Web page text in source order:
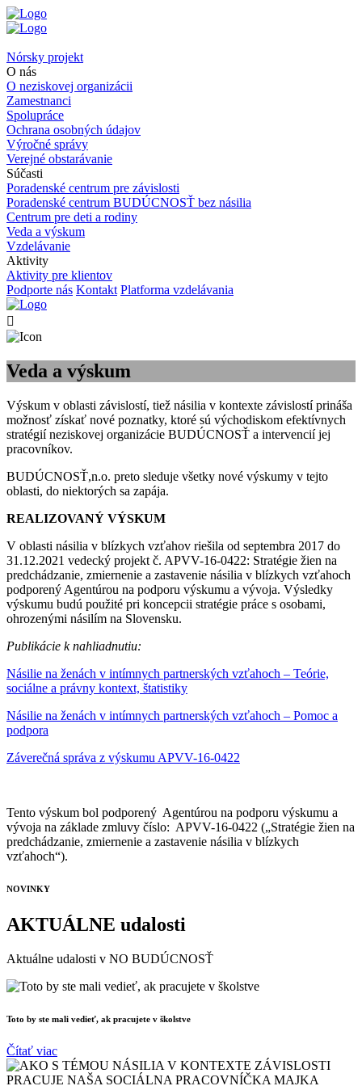
Nórsky projekt
O nás
O neziskovej organizácii
Zamestnanci
Spolupráce
Ochrana osobných údajov
Výročné správy
Verejné obstarávanie
Súčasti
Poradenské centrum pre závislosti
Poradenské centrum BUDÚCNOSŤ bez násilia
Centrum pre deti a rodiny
Veda a výskum
Vzdelávanie
Aktivity
Aktivity pre klientov
Podporte nás Kontakt Platforma vzdelávania

Veda a výskum
Výskum v oblasti závislostí, tiež násilia v kontexte závislostí prináša
možnosť získať nové poznatky, ktoré sú východiskom efektívnych
stratégií neziskovej organizácie BUDÚCNOSŤ a intervencií jej
pracovníkov.
BUDÚCNOSŤ,n.o. preto sleduje všetky nové výskumy v tejto
oblasti, do niektorých sa zapája.
REALIZOVANÝ VÝSKUM
V oblasti násilia v blízkych vzťahov riešila od septembra 2017 do
31.12.2021 vedecký projekt č. APVV-16-0422: Stratégie žien na
predchádzanie, zmiernenie a zastavenie násilia v blízkych vzťahoch
podporený Agentúrou na podporu výskumu a vývoja. Výsledky
výskumu budú použité pri koncepcii stratégie práce s osobami,
ohrozenými násilím na Slovensku.
Publikácie k nahliadnutiu:
Násilie na ženách v intímnych partnerských vzťahoch – Teórie,
sociálne a právny kontext, štatistiky
Násilie na ženách v intímnych partnerských vzťahoch – Pomoc a
podpora
Záverečná správa z výskumu APVV-16-0422
Tento výskum bol podporený Agentúrou na podporu výskumu a
vývoja na základe zmluvy číslo: APVV-16-0422 („Stratégie žien na
predchádzanie, zmiernenie a zastavenie násilia v blízkych
vzťahoch“).
NOVINKY
AKTUÁLNE udalosti
Aktuálne udalosti v NO BUDÚCNOSŤ
Toto by ste mali vedieť, ak pracujete v školstve
Čítať viac